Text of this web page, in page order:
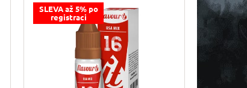
SLEVA až 5% po
registraci